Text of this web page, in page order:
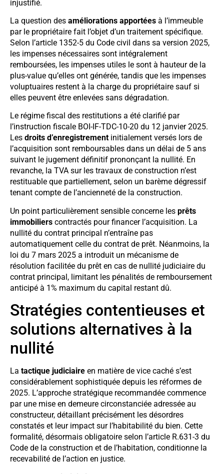
injustifié.
La question des améliorations apportées à l’immeuble
par le propriétaire fait l’objet d’un traitement spécifique.
Selon l’article 1352-5 du Code civil dans sa version 2025,
les impenses nécessaires sont intégralement
remboursées, les impenses utiles le sont à hauteur de la
plus-value qu’elles ont générée, tandis que les impenses
voluptuaires restent à la charge du propriétaire sauf si
elles peuvent être enlevées sans dégradation.
Le régime fiscal des restitutions a été clarifié par
l’instruction fiscale BOI-IF-TDC-10-20 du 12 janvier 2025.
Les droits d’enregistrement initialement versés lors de
l’acquisition sont remboursables dans un délai de 5 ans
suivant le jugement définitif prononçant la nullité. En
revanche, la TVA sur les travaux de construction n’est
restituable que partiellement, selon un barème dégressif
tenant compte de l’ancienneté de la construction.
Un point particulièrement sensible concerne les prêts
immobiliers contractés pour financer l’acquisition. La
nullité du contrat principal n’entraîne pas
automatiquement celle du contrat de prêt. Néanmoins, la
loi du 7 mars 2025 a introduit un mécanisme de
résolution facilitée du prêt en cas de nullité judiciaire du
contrat principal, limitant les pénalités de remboursement
anticipé à 1% maximum du capital restant dû.
Stratégies contentieuses et
solutions alternatives à la
nullité
La tactique judiciaire en matière de vice caché s’est
considérablement sophistiquée depuis les réformes de
2025. L’approche stratégique recommandée commence
par une mise en demeure circonstanciée adressée au
constructeur, détaillant précisément les désordres
constatés et leur impact sur l’habitabilité du bien. Cette
formalité, désormais obligatoire selon l’article R.631-3 du
Code de la construction et de l’habitation, conditionne la
recevabilité de l’action en justice.